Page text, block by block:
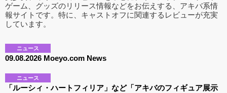
ゲーム、グッズのリリース情報などをお伝えする、アキバ系情
報サイトです。特に、キャストオフに関連するレビューが充実
しています。
ニュース
09.08.2026 Moeyo.com News
ニュース
「ルーシィ・ハートフィリア」など「アキバのフィギュア展示